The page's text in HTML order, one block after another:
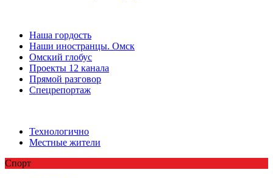
Наша гордость
Наши иностранцы. Омск
Омский глобус
Проекты 12 канала
Прямой разговор
Спецрепортаж
Технологично
Местные жители
Спорт